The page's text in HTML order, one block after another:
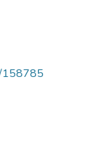
158785